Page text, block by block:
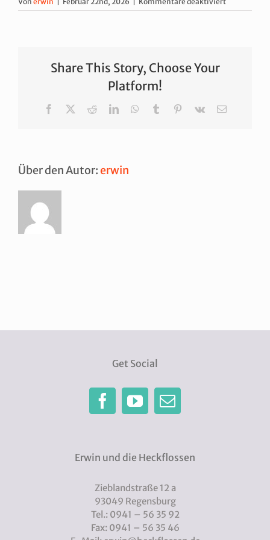
Share This Story, Choose Your
Platform!
Facebook RedditLinkedInWhatsApp
Tumblr Pinterest
Vk
E-
Über den Autor: erwin
Get Social
Erwin und die Heckflossen
Zieblandstraße 12 a
93049 Regensburg
Tel.: 0941 – 56 35 92
Fax: 0941 – 56 35 46